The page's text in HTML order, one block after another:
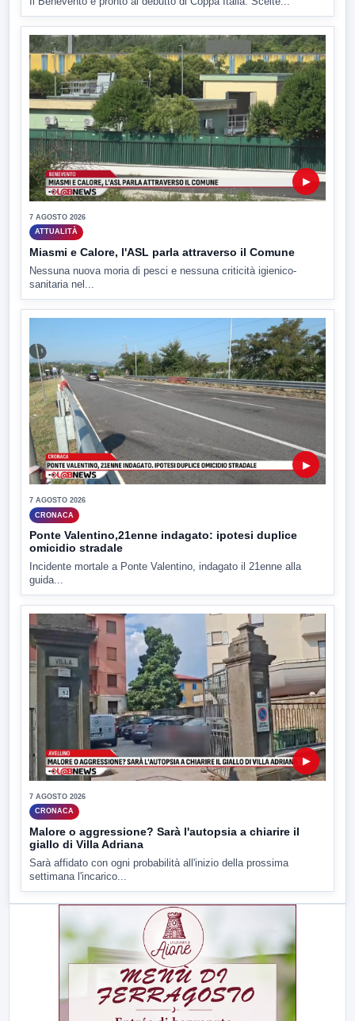
▶
7 AGOSTO 2026
ATTUALITÀ
Miasmi e Calore, l'ASL parla attraverso il Comune
Nessuna nuova moria di pesci e nessuna criticità igienico-
sanitaria nel...
▶
7 AGOSTO 2026
CRONACA
Ponte Valentino,21enne indagato: ipotesi duplice
omicidio stradale
Incidente mortale a Ponte Valentino, indagato il 21enne alla
guida...
▶
7 AGOSTO 2026
CRONACA
Malore o aggressione? Sarà l'autopsia a chiarire il
giallo di Villa Adriana
Sarà affidato con ogni probabilità all'inizio della prossima
settimana l'incarico...